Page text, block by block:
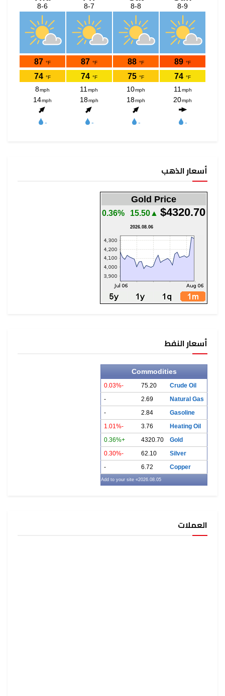
أسعار الذهب
Gold Price
$4320.70
▲15.50
0.36%
2026.08.06
أسعار النفط
Commodities
Crude Oil
75.20
-0.03%
Natural Gas
2.69
-
Gasoline
2.84
-
Heating Oil
3.76
-1.01%
Gold
4320.70
+0.36%
Silver
62.10
-0.30%
Copper
6.72
-
2026.08.05
» Add to your site
العملات